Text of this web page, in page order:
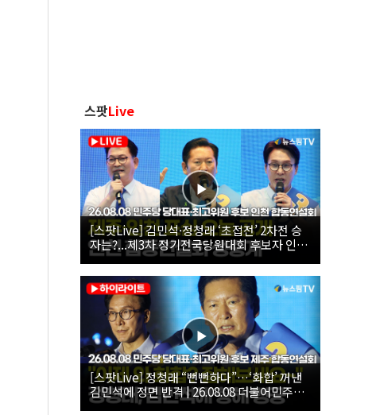
스팟Live
[스팟Live] 김민석·정청래 ‘초접전’ 2차전 승
자는?...제3차 정기전국당원대회 후보자 인천
합동연설회 생중계 | 26.08.08
[스팟Live] 정청래 “뻔뻔하다”…‘화합’ 꺼낸
김민석에 정면 반격 | 26.08.08 더불어민주당
당대표·최고위원 후보 제주 합동연설회